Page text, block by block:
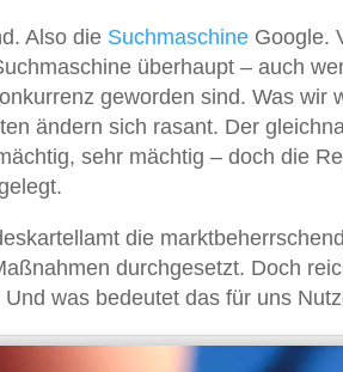
Also die Suchmaschine Google.
überhaupt – auch
geworden sind. Was wir
ändern sich rasant. Der
sehr mächtig – doch die
die
durchgesetzt. Doch
was bedeutet das für uns